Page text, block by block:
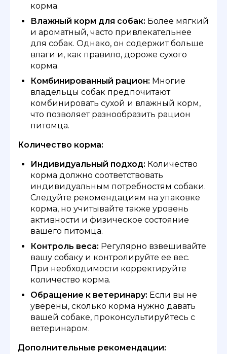
корма.
Влажный корм для собак: Более мягкий
и ароматный, часто привлекательнее
для собак. Однако, он содержит больше
влаги и, как правило, дороже сухого
корма.
Комбинированный рацион: Многие
владельцы собак предпочитают
комбинировать сухой и влажный корм,
что позволяет разнообразить рацион
питомца.
Количество корма:
Индивидуальный подход: Количество
корма должно соответствовать
индивидуальным потребностям собаки.
Следуйте рекомендациям на упаковке
корма, но учитывайте также уровень
активности и физическое состояние
вашего питомца.
Контроль веса: Регулярно взвешивайте
вашу собаку и контролируйте ее вес.
При необходимости корректируйте
количество корма.
Обращение к ветеринару: Если вы не
уверены, сколько корма нужно давать
вашей собаке, проконсультируйтесь с
ветеринаром.
Дополнительные рекомендации: